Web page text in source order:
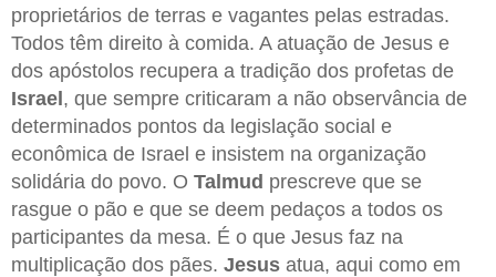
proprietários de terras e vagantes pelas estradas.
Todos têm direito à comida. A atuação de Jesus e
dos apóstolos recupera a tradição dos profetas de
Israel , que sempre criticaram a não observância de
determinados pontos da legislação social e
econômica de Israel e insistem na organização
solidária do povo. O Talmud prescreve que se
rasgue o pão e que se deem pedaços a todos os
participantes da mesa. É o que Jesus faz na
multiplicação dos pães. Jesus atua, aqui como em